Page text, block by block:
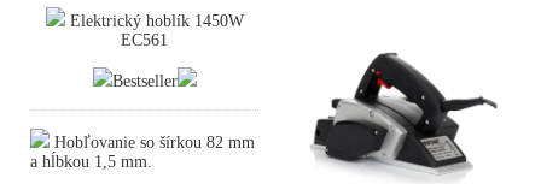
Elektrický hoblík 1450W
EC561
Bestseller
Hobľovanie so šírkou 82 mm
a hĺbkou 1,5 mm.